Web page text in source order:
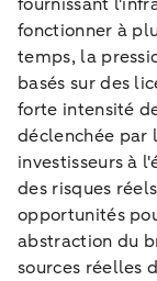
fonctionner à
temps, la
basés sur des
forte intensité
déclenchée par
investisseurs à
des risques
opportunités
abstraction du
sources réelles